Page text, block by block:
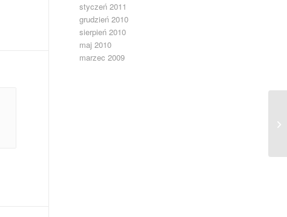
styczeń 2011
grudzień 2010
sierpień 2010
maj 2010
marzec 2009